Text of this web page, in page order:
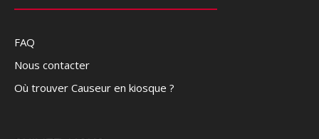
FAQ
Nous contacter
Où trouver Causeur en kiosque ?